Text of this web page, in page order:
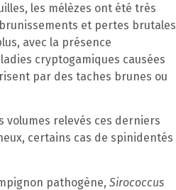
les mélèzes ont été très
et pertes brutales
avec la présence
cryptogamiques causées
par des taches brunes ou
volumes relevés ces derniers
certains cas de spinidentés
pathogène, Sirococcus